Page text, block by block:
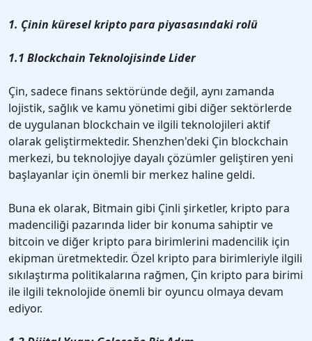
1. Çinin küresel kripto para piyasasındaki rolü
1.1 Blockchain Teknolojisinde Lider
Çin, sadece finans sektöründe değil, aynı zamanda
lojistik, sağlık ve kamu yönetimi gibi diğer sektörlerde
de uygulanan blockchain ve ilgili teknolojileri aktif
olarak geliştirmektedir. Shenzhen'deki Çin blockchain
merkezi, bu teknolojiye dayalı çözümler geliştiren yeni
başlayanlar için önemli bir merkez haline geldi.
Buna ek olarak, Bitmain gibi Çinli şirketler, kripto para
madenciliği pazarında lider bir konuma sahiptir ve
bitcoin ve diğer kripto para birimlerini madencilik için
ekipman üretmektedir. Özel kripto para birimleriyle ilgili
sıkılaştırma politikalarına rağmen, Çin kripto para birimi
ile ilgili teknolojide önemli bir oyuncu olmaya devam
ediyor.